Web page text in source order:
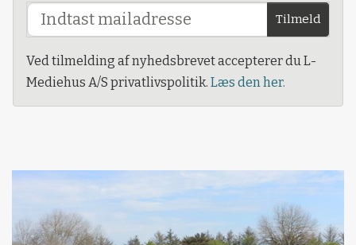
Tilmeld
Ved tilmelding af nyhedsbrevet accepterer du L-
Mediehus A/S privatlivspolitik. Læs den her.